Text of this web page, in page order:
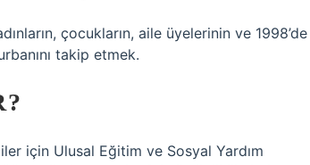
çocukların, aile üyelerinin ve 1998’de
takip etmek.
için Ulusal Eğitim ve Sosyal Yardım